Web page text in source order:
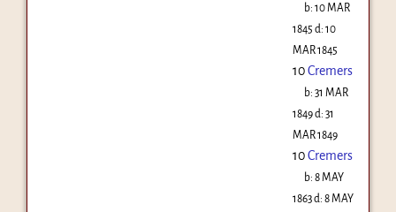
b:10 MAR
1845 d: 10
MAR 1845
10Cremers
b:31 MAR
1849d: 31
MAR 1849
10Cremers
b:8 MAY
1863d: 8 MAY